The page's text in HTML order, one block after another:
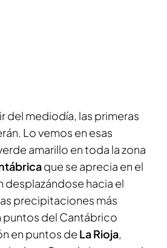
del mediodía, las primeras
Lo vemos en esas
amarillo en toda la zona
que se aprecia en el
desplazándose hacia el
precipitaciones más
puntos del Cantábrico
en puntos de La Rioja,